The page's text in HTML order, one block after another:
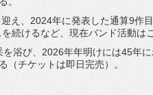
え、 2024年に発表した通算9作
続けるなど、 現在バンド活動は
浴び、 2026年年明けには45年
（チケットは即日完売）。